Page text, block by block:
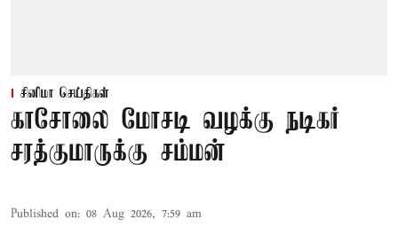
சினிமா செய்திகள்
காசோலை மோசடி வழக்கு நடிகர்
சரத்குமாருக்கு சம்மன்
Published on: 08 Aug 2026, 7:59 am